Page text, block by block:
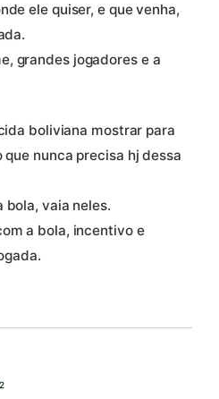
ele quiser, e que venha,
grandes jogadores e a
boliviana mostrar para
nunca precisa hj dessa
bola, vaia neles.
a bola, incentivo e